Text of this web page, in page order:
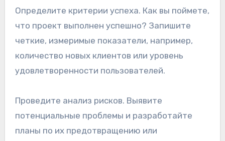
Определите критерии успеха. Как вы поймете,
что проект выполнен успешно? Запишите
четкие, измеримые показатели, например,
количество новых клиентов или уровень
удовлетворенности пользователей.
Проведите анализ рисков. Выявите
потенциальные проблемы и разработайте
планы по их предотвращению или